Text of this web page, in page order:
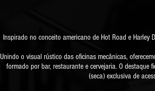
Inspirado no conceito americano de Hot Road e
Unindo o visual rústico das oficinas mecânicas,
formado por bar, restaurante e cervejaria. O
(seca) exclusiva de